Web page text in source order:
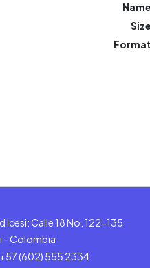
Icesi: Calle 18 No. 122-135
- Colombia
(602) 555 2334